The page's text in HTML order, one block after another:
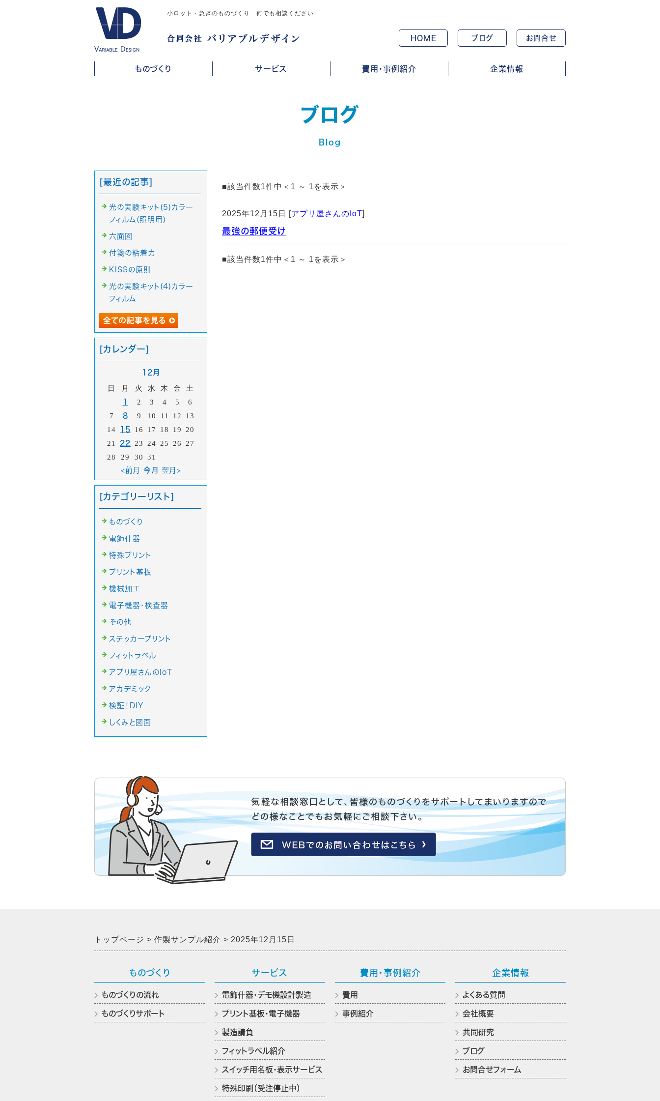
小ロット・急ぎのものづくり 何でも相談ください
HOME ブログ お問合せ
ものづくり サービス 費用・事例紹介 企業情報
ブログ
Blog
■該当件数1件中＜1 ～ 1を表示＞
2025年12月15日 [アプリ屋さんのIoT]
最強の郵便受け
■該当件数1件中＜1 ～ 1を表示＞
[最近の記事]
光の実験キット(5)カラー
フィルム(照明用)
六面図
付箋の粘着力
KISSの原則
光の実験キット(4)カラー
フィルム
[カレンダー]
12月
日 月 火 水 木 金 土
1 2 3 4 5
6
7
8 9 10 11 12
13
14
15 16 17 18 19
20
21
22 23 24 25 26
27
28
29 30 31
<前月 今月 翌月>
[カテゴリーリスト]
ものづくり
電飾什器
特殊プリント
プリント基板
機械加工
電子機器・検査器
その他
ステッカープリント
フィットラベル
アプリ屋さんのIoT
アカデミック
検証！DIY
しくみと図面
トップページ 作製サンプル紹介 2025年12月15日
ものづくり
ものづくりの流れ
ものづくりサポート
サービス
電飾什器・デモ機設計製造
プリント基板・電子機器
製造請負
フィットラベル紹介
スイッチ用名板・表示サービス
特殊印刷（受注停止中）
費用・事例紹介
費用
事例紹介
企業情報
よくある質問
会社概要
共同研究
ブログ
お問合せフォーム